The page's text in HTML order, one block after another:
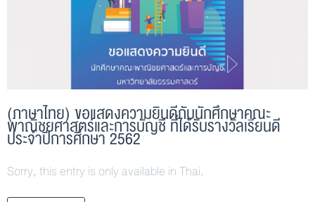
(ภาษาไทย) ขอแสดงความยินดีกับนักศึกษาคณะ
พาณิชยศาสตร์และการบัญชี ที่ได้รับรางวัลเรียนดี
ประจำปีการศึกษา 2562
Sorry, this entry is only available in Thai.